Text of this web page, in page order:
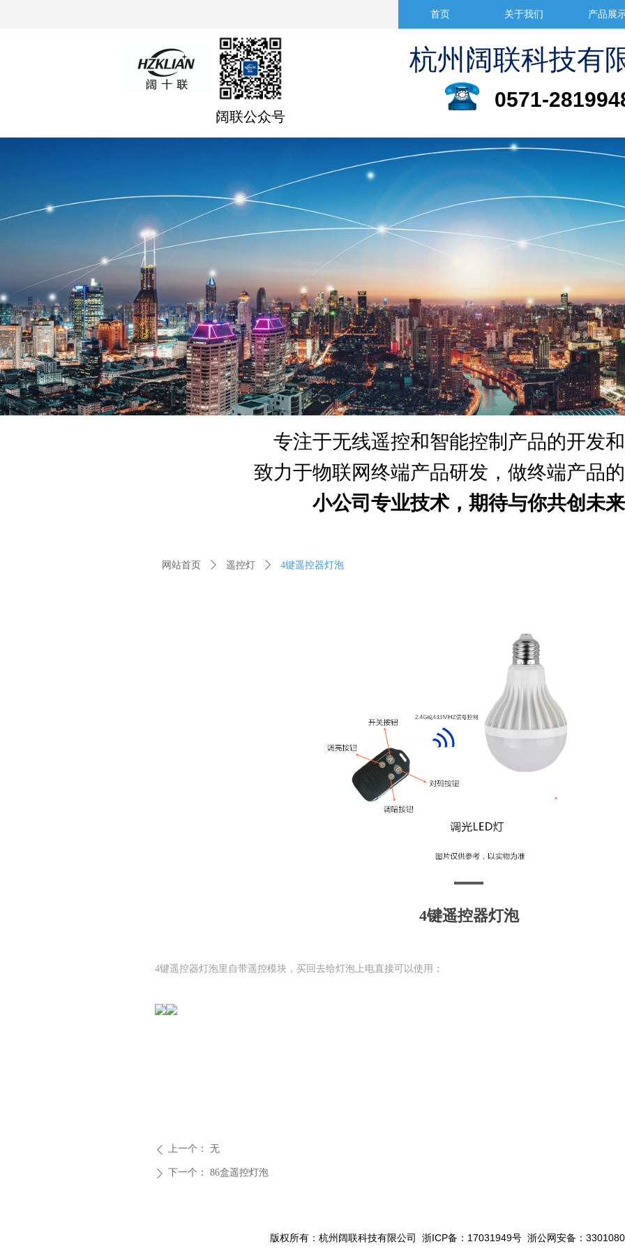
首页 关于我们 产品展
阔联公众号
杭州阔联科技有
0571-
专注于无线遥控和智能控制产品的开发
致力于物联网终端产品研发，做终端产品
小公司专业技术，期待与你共创未来
网站首页 ꄲ 遥控灯 ꄲ 4键遥控器灯泡
4键遥控器灯泡
4键遥控器灯泡里自带遥控模块，买回去给灯泡上电直接可以使用；
ꄴ 上一个： 无
ꄲ 下一个： 86盒遥控灯泡
版权所有：杭州阔联科技有限公司 浙ICP备：17031949号 浙公网安备：